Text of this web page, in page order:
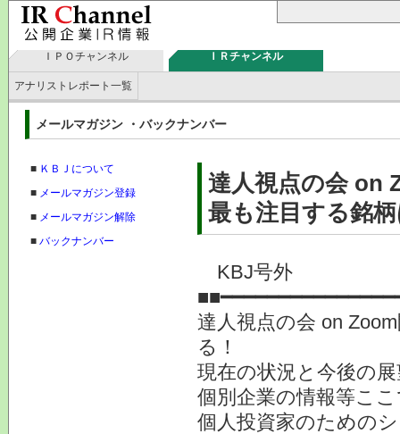
ＩＰＯチャンネル ＩＲチャンネル
アナリストレポート一覧
メールマガジン ・バックナンバー
■ ＫＢＪについて
■ メールマガジン登録
■ メールマガジン解除
■ バックナンバー
達人視点の会 on
最も注目する銘
KBJ号外
達人視点の会 on
る！
現在の状況と今後の
個別企業の情報等こ
個人投資家のための